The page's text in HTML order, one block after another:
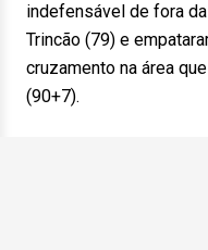
indefensável de fora
Trincão (79) e
cruzamento na área
(90+7).